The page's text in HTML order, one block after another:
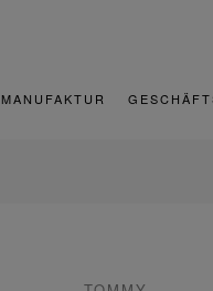
MANUFAKTUR